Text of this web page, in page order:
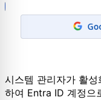
시스템 관리자가 활
하여 Entra ID 계정으